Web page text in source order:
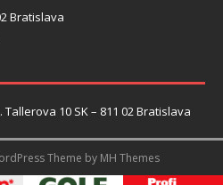
Bratislava
Tallerova 10 SK – 811 02 Bratislava
Theme by MH Themes